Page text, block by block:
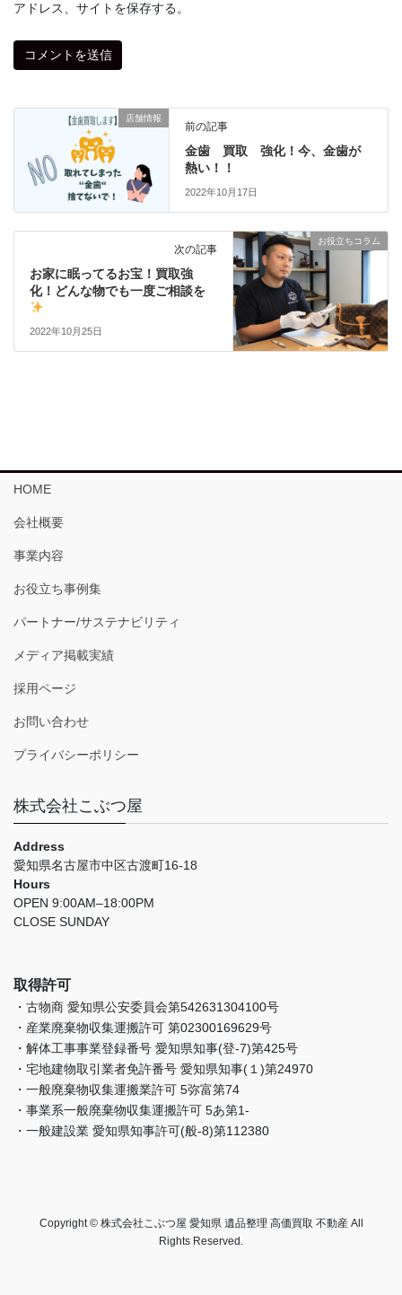
アドレス、サイトを保存する。
店舗情報
前の記事
金歯 買取 強化！今、金歯が
熱い！！
2022年10月17日
お役立ちコラム
次の記事
お家に眠ってるお宝！買取強
化！どんな物でも一度ご相談を
2022年10月25日
HOME
会社概要
事業内容
お役立ち事例集
パートナー/サステナビリティ
メディア掲載実績
採用ページ
お問い合わせ
プライバシーポリシー
株式会社こぶつ屋
Address
愛知県名古屋市中区古渡町16-18
Hours
OPEN 9:00AM–18:00PM
CLOSE SUNDAY
取得許可
・古物商 愛知県公安委員会第542631304100号
・産業廃棄物収集運搬許可 第02300169629号
・解体工事事業登録番号 愛知県知事(登-7)第425号
・宅地建物取引業者免許番号 愛知県知事(１)第24970
・一般廃棄物収集運搬業許可 5弥富第74
・事業系一般廃棄物収集運搬許可 5あ第1-
・一般建設業 愛知県知事許可(般-8)第112380
Copyright © 株式会社こぶつ屋 愛知県 遺品整理 高価買取 不動産 All
Rights Reserved.